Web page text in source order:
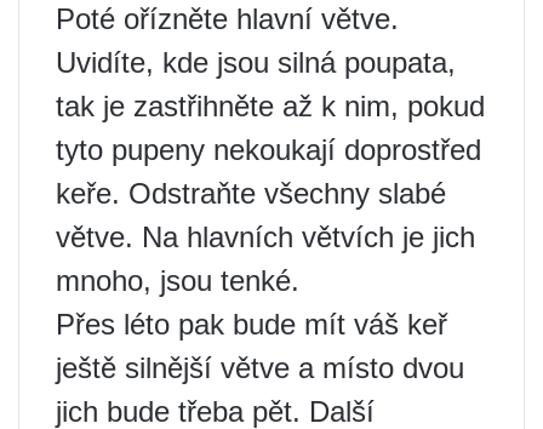
Poté ořízněte hlavní větve.
Uvidíte, kde jsou silná poupata,
tak je zastřihněte až k nim, pokud
tyto pupeny nekoukají doprostřed
keře. Odstraňte všechny slabé
větve. Na hlavních větvích je jich
mnoho, jsou tenké.
Přes léto pak bude mít váš keř
ještě silnější větve a místo dvou
jich bude třeba pět. Další